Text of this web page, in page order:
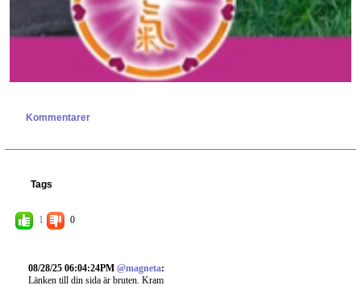
Kommentarer
Tags
1 0
08/28/25 06:04:24PM @magneta:
Länken till din sida är bruten. Kram